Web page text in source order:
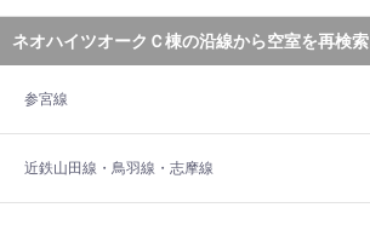
ネオハイツオークＣ棟の沿線から空室を再検索
参宮線
近鉄山田線・鳥羽線・志摩線